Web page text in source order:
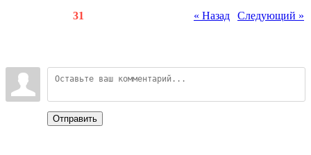
« Назад Следующий »
31
Отправить